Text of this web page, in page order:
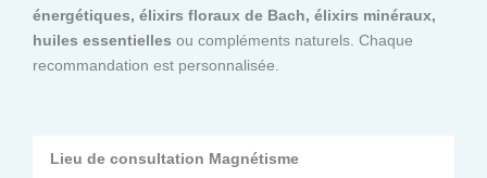
énergétiques, élixirs floraux de Bach, élixirs minéraux,
huiles essentielles ou compléments naturels. Chaque
recommandation est personnalisée.
Lieu de consultation Magnétisme